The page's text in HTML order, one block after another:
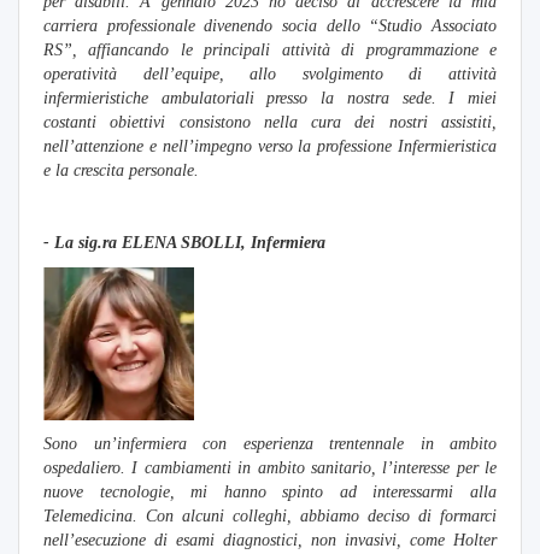
carriera professionale divenendo socia dello “Studio Associato
RS”, affiancando le principali attività di programmazione e
operatività dell’equipe, allo svolgimento di attività
infermieristiche ambulatoriali presso la nostra sede. I miei
costanti obiettivi consistono nella cura dei nostri assistiti,
nell’attenzione e nell’impegno verso la professione Infermieristica
e la crescita personale.
- La sig.ra ELENA SBOLLI, Infermiera
Sono un’infermiera con esperienza trentennale in ambito
ospedaliero. I cambiamenti in ambito sanitario, l’interesse per le
nuove tecnologie, mi hanno spinto ad interessarmi alla
Telemedicina. Con alcuni colleghi, abbiamo deciso di formarci
nell’esecuzione di esami diagnostici, non invasivi, come Holter